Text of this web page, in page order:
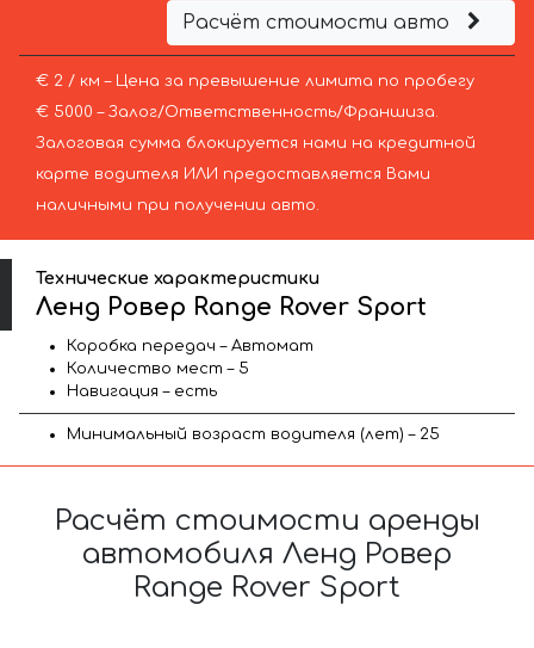
Расчёт стоимости авто
€ 2 / км – Цена за превышение лимита по пробегу
€ 5000 – Залог/Ответственность/Франшиза.
Залоговая сумма блокируется нами на кредитной
карте водителя ИЛИ предоставляется Вами
наличными при получении авто.
Технические характеристики
Ленд Ровер Range Rover Sport
Коробка передач – Автомат
Количество мест – 5
Навигация – есть
Минимальный возраст водителя (лет) – 25
Расчёт стоимости аренды
автомобиля Ленд Ровер
Range Rover Sport